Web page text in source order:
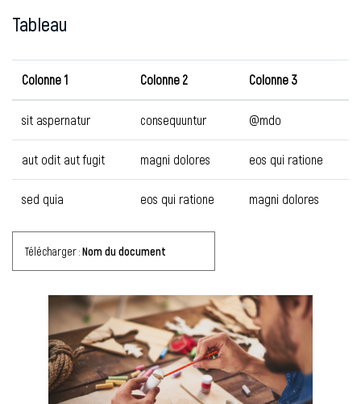
Tableau
Colonne 1 Colonne 2 Colonne 3
sit aspernatur consequuntur @mdo
aut odit aut fugit magni dolores eos qui ratione
sed quia eos qui ratione magni dolores
Télécharger :Nom du document